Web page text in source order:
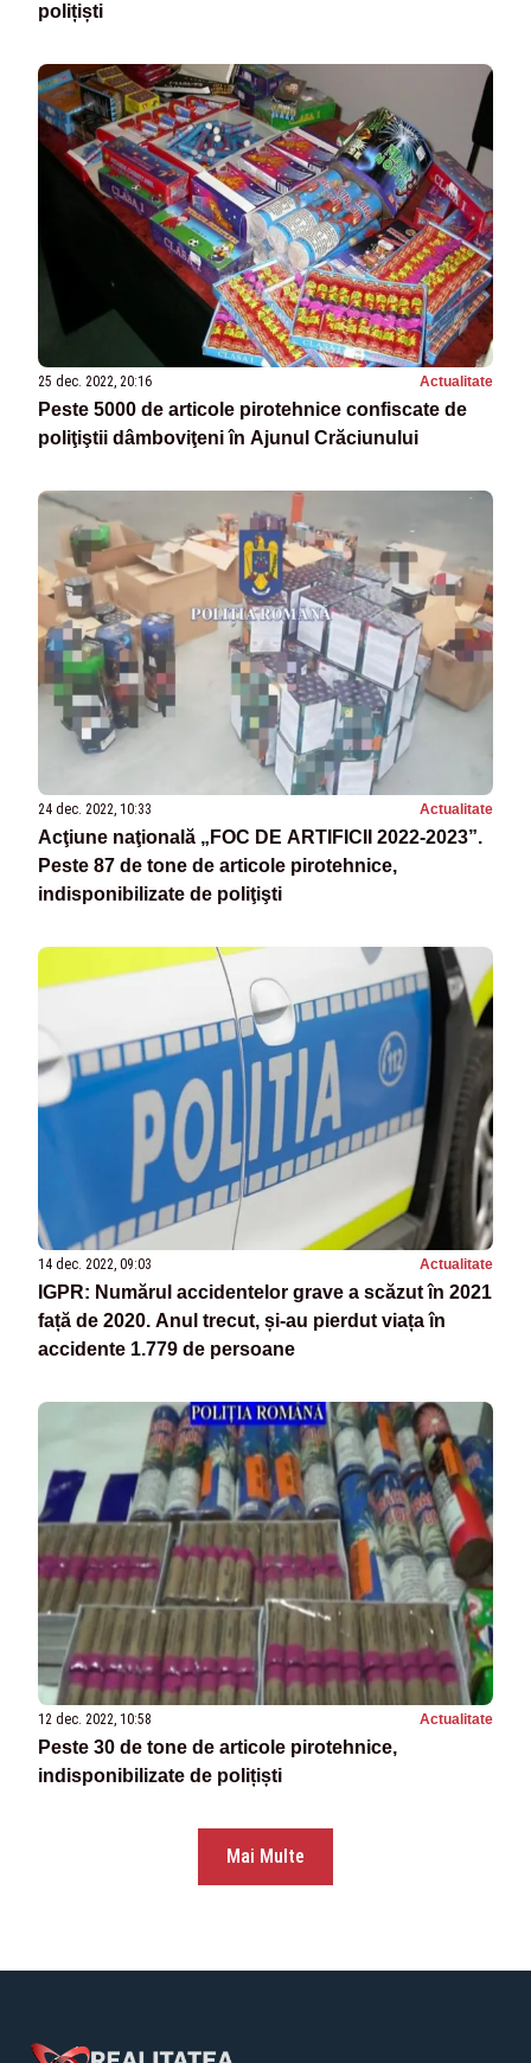
polițiști
25 dec. 2022, 20:16 Actualitate
Peste 5000 de articole pirotehnice confiscate de
poliţiştii dâmboviţeni în Ajunul Crăciunului
24 dec. 2022, 10:33 Actualitate
Acţiune naţională „FOC DE ARTIFICII 2022-2023”.
Peste 87 de tone de articole pirotehnice,
indisponibilizate de poliţişti
14 dec. 2022, 09:03 Actualitate
IGPR: Numărul accidentelor grave a scăzut în 2021
față de 2020. Anul trecut, și-au pierdut viața în
accidente 1.779 de persoane
12 dec. 2022, 10:58 Actualitate
Peste 30 de tone de articole pirotehnice,
indisponibilizate de polițiști
Mai Multe